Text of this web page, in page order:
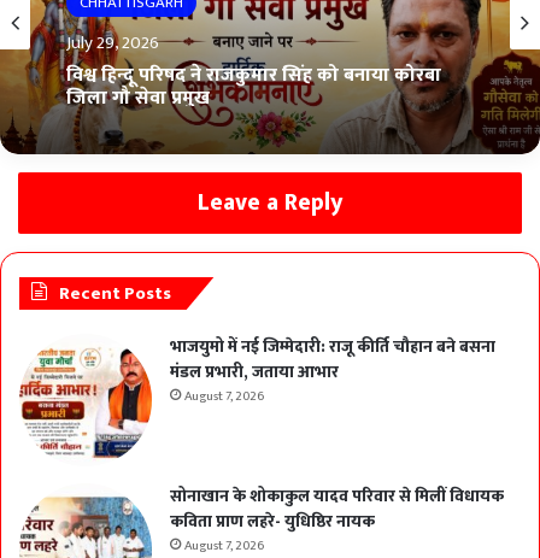
July 29, 2026
विश्व हिन्दू परिषद ने राजकुमार सिंह को बनाया कोरबा
जिला गौ सेवा प्रमुख
Leave a Reply
Recent Posts
भाजयुमो में नई जिम्मेदारी: राजू कीर्ति चौहान बने बसना
मंडल प्रभारी, जताया आभार
August 7, 2026
सोनाखान के शोकाकुल यादव परिवार से मिलीं विधायक
कविता प्राण लहरे- युधिष्ठिर नायक
August 7, 2026